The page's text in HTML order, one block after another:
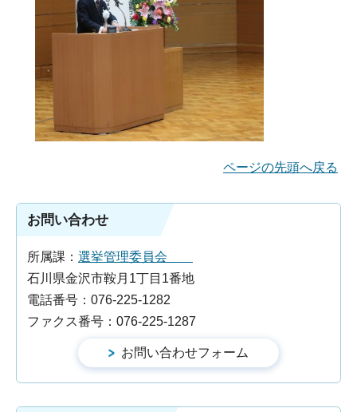
ページの先頭へ戻る
お問い合わせ
所属課： 選挙管理委員会
石川県金沢市鞍月1丁目1番地
電話番号：076-225-1282
ファクス番号：076-225-1287